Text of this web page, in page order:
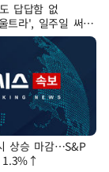
답답함 없
트라', 일주일 써보
상승 마감…S&P
1.3%↑